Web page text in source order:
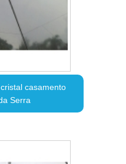
casamento
Serra